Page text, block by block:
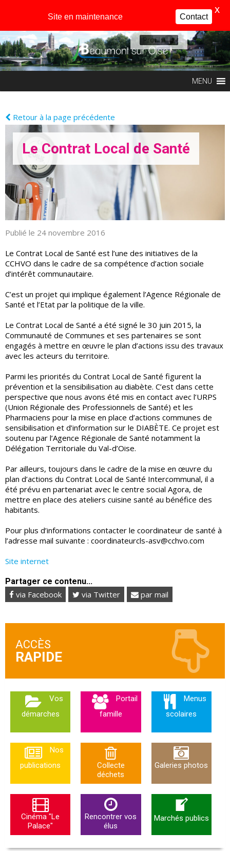
Profil
MENU
Retour à la page précédente
Le Contrat Local de Santé
Publié le 24 novembre 2016
Le Contrat Local de Santé est l’une des initiatives de la
CCHVO dans le cadre de sa compétence d’action sociale
d’intérêt communautaire.
C’est un projet qui implique également l’Agence Régionale de
Santé et l’Etat par la politique de la ville.
Le Contrat Local de Santé a été signé le 30 juin 2015, la
Communauté de Communes et ses partenaires se sont
engagés à mettre en œuvre le plan d’actions issu des travaux
avec les acteurs du territoire.
Parmi les priorités du Contrat Local de Santé figurent la
prévention et la sensibilisation au diabète. C’est dans cette
perspective que nous avons été mis en contact avec l’URPS
(Union Régionale des Professionnels de Santé) et les
Pharmaciens pour la mise en place d’actions communes de
sensibilisation et d’information sur le DIABÈTE. Ce projet est
soutenu par l’Agence Régionale de Santé notamment la
Délégation Territoriale du Val-d’Oise.
Par ailleurs, toujours dans le cadre de la mise en œuvre du
plan d’actions du Contrat Local de Santé Intercommunal, il a
été prévu en partenariat avec le centre social Agora, de
mettre en place des ateliers cuisine santé au bénéfice des
habitants.
Pour plus d’informations contacter le coordinateur de santé à
l’adresse mail suivante : coordinateurcls-asv@cchvo.com
Site internet
Partager ce contenu...
via Facebook via Twitter par mail
ACCÈS
Vos
démarches
Portail
famille
Menus
scolaires
Nos
publications
Collecte
déchets
Galeries photos
Cinéma "Le
Palace"
Rencontrer vos
élus
Marchés publics
Site en maintenance Contact
X